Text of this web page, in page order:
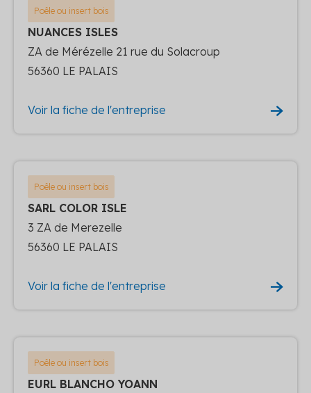
Poêle ou insert bois
NUANCES ISLES
ZA de Mérézelle 21 rue du Solacroup
56360 LE PALAIS
Voir la fiche de l'entreprise
Poêle ou insert bois
SARL COLOR ISLE
3 ZA de Merezelle
56360 LE PALAIS
Voir la fiche de l'entreprise
Poêle ou insert bois
EURL BLANCHO YOANN